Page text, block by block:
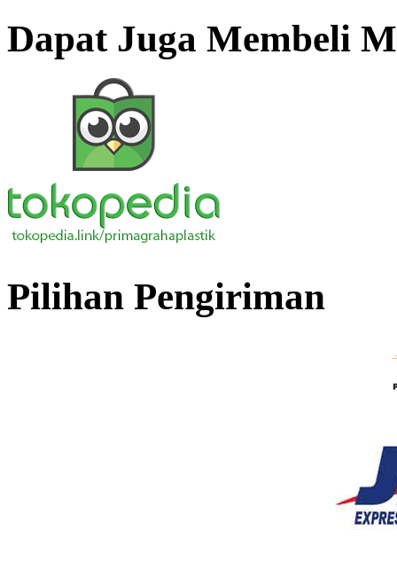
Dapat Juga Membeli
Pilihan Pengiriman